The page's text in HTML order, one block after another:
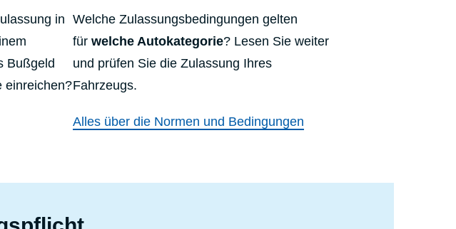
in
Bußgeld
einreichen?
Welche Zulassungsbedingungen gelten
für welche Autokategorie? Lesen Sie weiter
und prüfen Sie die Zulassung Ihres
Fahrzeugs.
Alles über die Normen und Bedingungen